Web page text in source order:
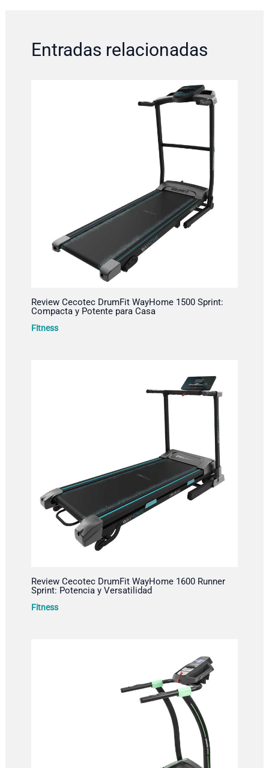
Entradas relacionadas
Review Cecotec DrumFit WayHome 1500 Sprint:
Compacta y Potente para Casa
Fitness
Review Cecotec DrumFit WayHome 1600 Runner
Sprint: Potencia y Versatilidad
Fitness